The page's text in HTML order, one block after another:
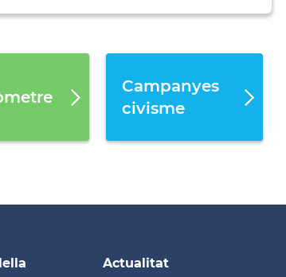
Campanyes
civisme
Actualitat